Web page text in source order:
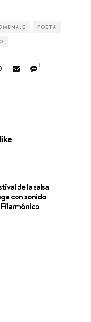
POETA
1
de la salsa
con sonido
Filarmónico